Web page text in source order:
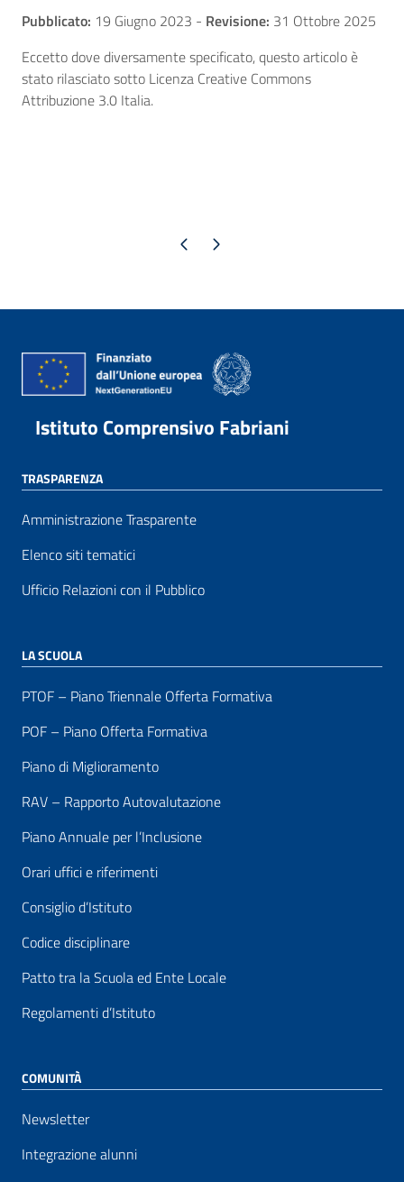
Pubblicato: 19 Giugno 2023 - Revisione: 31 Ottobre 2025
Eccetto dove diversamente specificato, questo articolo è
stato rilasciato sotto Licenza Creative Commons
Attribuzione 3.0 Italia.
Pagina precedente
Pagina successiva
Istituto Comprensivo Fabriani
TRASPARENZA
Amministrazione Trasparente
Elenco siti tematici
Ufficio Relazioni con il Pubblico
LA SCUOLA
PTOF – Piano Triennale Offerta Formativa
POF – Piano Offerta Formativa
Piano di Miglioramento
RAV – Rapporto Autovalutazione
Piano Annuale per l’Inclusione
Orari uffici e riferimenti
Consiglio d’Istituto
Codice disciplinare
Patto tra la Scuola ed Ente Locale
Regolamenti d’Istituto
COMUNITÀ
Newsletter
Integrazione alunni